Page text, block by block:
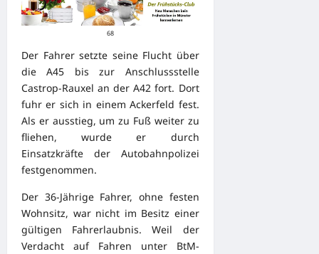
68
Der Fahrer setzte seine Flucht über
die A45 bis zur Anschlussstelle
Castrop-Rauxel an der A42 fort. Dort
fuhr er sich in einem Ackerfeld fest.
Als er ausstieg, um zu Fuß weiter zu
fliehen, wurde er durch
Einsatzkräfte der Autobahnpolizei
festgenommen.
Der 36-Jährige Fahrer, ohne festen
Wohnsitz, war nicht im Besitz einer
gültigen Fahrerlaubnis. Weil der
Verdacht auf Fahren unter BtM-